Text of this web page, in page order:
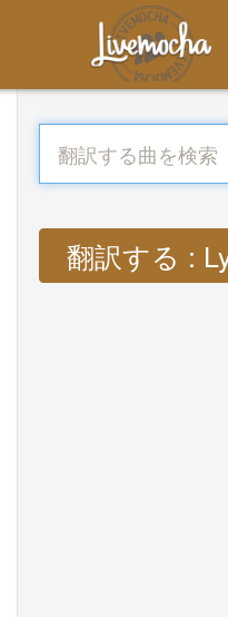
翻訳する :